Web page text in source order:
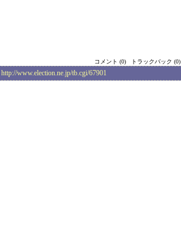
コメント (0) トラックバック (0)
http://www.election.ne.jp/tb.cgi/67901